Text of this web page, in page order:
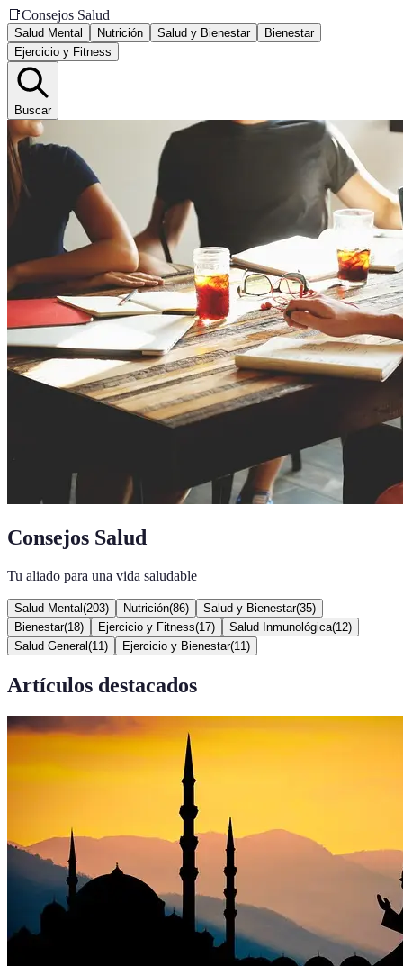
📑Consejos Salud
Salud Mental Nutrición Salud y Bienestar
Bienestar
Ejercicio y Fitness
Buscar
Consejos Salud
Tu aliado para una vida saludable
Salud Mental (203) Nutrición(86) Salud y Bienestar(35)
Bienestar(18) Ejercicio y Fitness(17) Salud Inmunológica(12)
Salud General (11 ) Ejercicio y Bienestar(11 )
Artículos destacados